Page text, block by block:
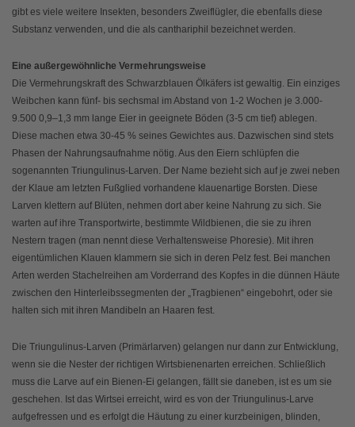
gibt es viele weitere Insekten, besonders Zweiflügler, die ebenfalls diese
Substanz verwenden, und die als canthariphil bezeichnet werden.
Eine außergewöhnliche Vermehrungsweise
Die Vermehrungskraft des Schwarzblauen Ölkäfers ist gewaltig. Ein einziges
Weibchen kann fünf- bis sechsmal im Abstand von 1-2 Wochen je 3.000-
9.500 0,9–1,3 mm lange Eier in geeignete Böden (3-5 cm tief) ablegen.
Diese machen etwa 30-45 % seines Gewichtes aus. Dazwischen sind stets
Phasen der Nahrungsaufnahme nötig. Aus den Eiern schlüpfen die
sogenannten Triungulinus-Larven. Der Name bezieht sich auf je zwei neben
der Klaue am letzten Fußglied vorhandene klauenartige Borsten. Diese
Larven klettern auf Blüten, nehmen dort aber keine Nahrung zu sich. Sie
warten auf ihre Transportwirte, bestimmte Wildbienen, die sie zu ihren
Nestern tragen (man nennt diese Verhaltensweise Phoresie). Mit ihren
eigentümlichen Klauen klammern sie sich in deren Pelz fest. Bei manchen
Arten werden Stachelreihen am Vorderrand des Kopfes in die dünnen Häute
zwischen den Hinterleibssegmenten der „Tragbienen“ eingebohrt, oder sie
halten sich mit ihren Mandibeln an Haaren fest.
Die Triungulinus-Larven (Primärlarven) gelangen nur dann zur Entwicklung,
wenn sie die Nester der richtigen Wirtsbienenarten erreichen. Schließlich
muss die Larve auf ein Bienen-Ei gelangen, fällt sie daneben, ist es um sie
geschehen. Ist das Wirtsei erreicht, wird es von der Triungulinus-Larve
aufgefressen und es erfolgt die Häutung zu einer kurzbeinigen, blinden,